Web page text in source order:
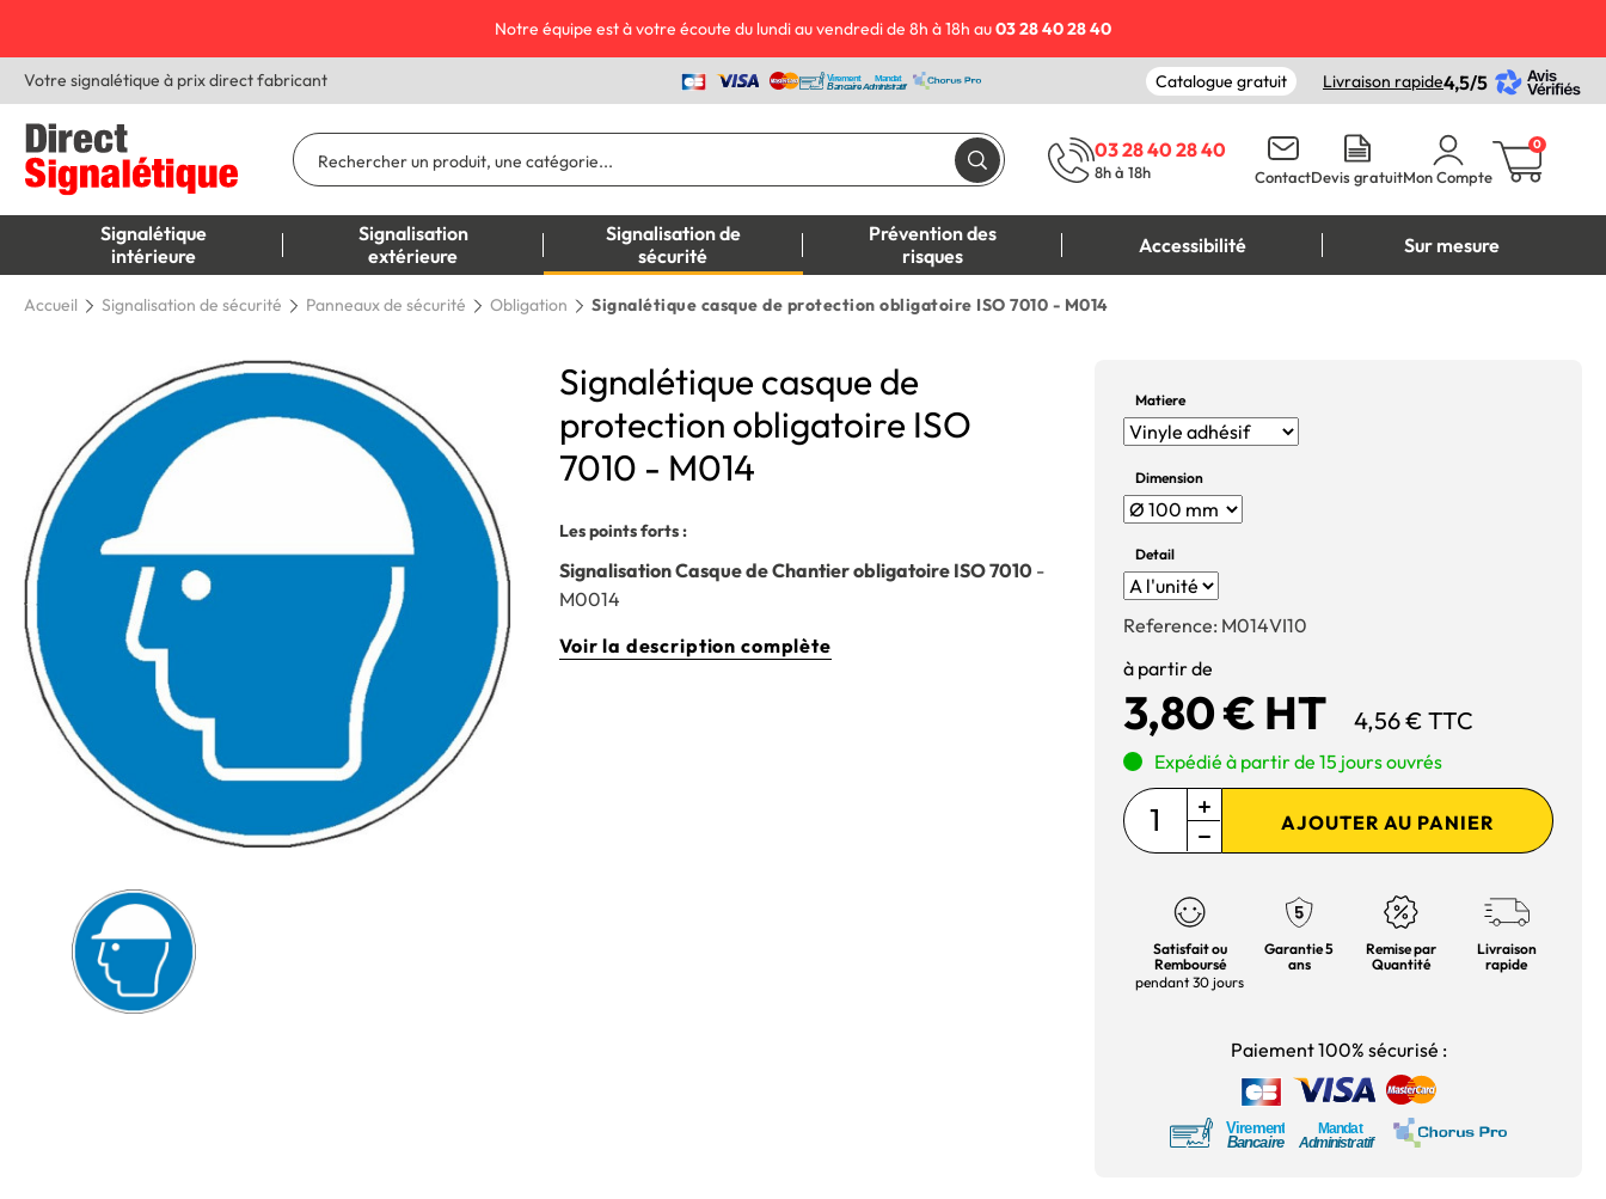
Notre équipe est à votre écoute du lundi au vendredi de 8h à 18h au03 28 40 28 40
Votre signalétique à prix direct fabricant Catalogue gratuit Livraison rapide4,5/5
03 28 40 28 40
8h à 18h ContactDevis gratuitMon Compte
0
Signalétique
intérieure
Signalisation
extérieure
Signalisation de
sécurité
Prévention des
risques
Accessibilité Sur mesure
Accueil Signalisation de sécurité Panneaux de sécurité Obligation Signalétique casque de protection obligatoire ISO 7010 - M014
Signalétique casque de
protection obligatoire ISO
7010 - M014
Les points forts :
Signalisation Casque de Chantier obligatoire ISO 7010 -
M0014
Voir la description complète
Matiere
Dimension
Detail
Reference: M014VI10
à partir de
3,80 € HT 4,56 € TTC
Expédié à partir de 15 jours ouvrés
AJOUTER AU PANIER
Satisfait ou
Remboursé
pendant 30 jours
Garantie 5
ans
Remise par
Quantité
Livraison
rapide
Paiement 100% sécurisé :